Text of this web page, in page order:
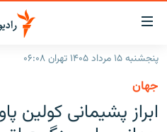
لینک‌های
قابلیت
دسترسی
بازگشت
منوی
ایران
جهان
پنجشنبه ۱۵ مرداد ۱۴۰۵ تهران ۰۶:۰۸
جهان
ابراز پشیمانی كولين